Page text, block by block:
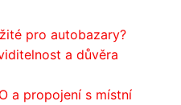
pro autobazary?
a důvěra
a propojení s místní